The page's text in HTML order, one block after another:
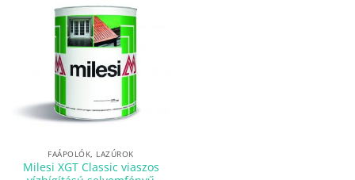
FAÁPOLÓK, LAZÚROK
Milesi XGT Classic viaszos